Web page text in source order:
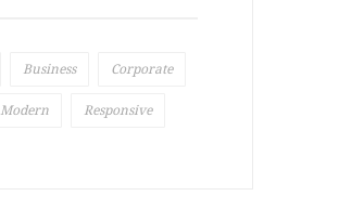
Business Corporate
Modern Responsive